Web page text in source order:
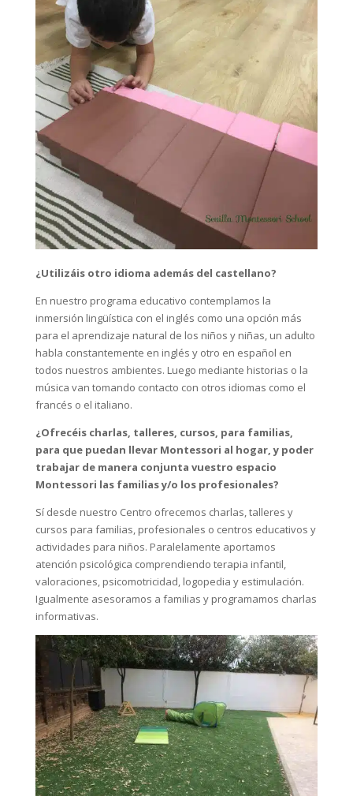
¿Utilizáis otro idioma además del castellano?
En nuestro programa educativo contemplamos la
inmersión lingüística con el inglés como una opción más
para el aprendizaje natural de los niños y niñas, un adulto
habla constantemente en inglés y otro en español en
todos nuestros ambientes. Luego mediante historias o la
música van tomando contacto con otros idiomas como el
francés o el italiano.
¿Ofrecéis charlas, talleres, cursos, para familias,
para que puedan llevar Montessori al hogar, y poder
trabajar de manera conjunta vuestro espacio
Montessori las familias y/o los profesionales?
Sí desde nuestro Centro ofrecemos charlas, talleres y
cursos para familias, profesionales o centros educativos y
actividades para niños. Paralelamente aportamos
atención psicológica comprendiendo terapia infantil,
valoraciones, psicomotricidad, logopedia y estimulación.
Igualmente asesoramos a familias y programamos charlas
informativas.